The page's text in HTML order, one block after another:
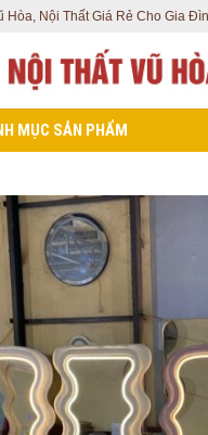
Hòa, Nội Thất Giá Rẻ Cho Gia
MỤC SẢN PHẨM